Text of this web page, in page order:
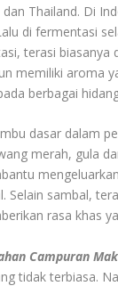
Thailand. Di
di fermentasi
terasi biasanya
memiliki aroma
berbagai
dasar dalam
merah, gula
sambal,
rasa khas
Campuran
tidak terbiasa.